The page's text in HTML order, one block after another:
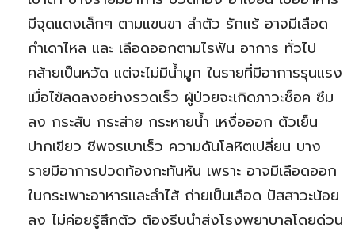
มีจุดแดงเล็กๆ ตามแขนขา ลำตัว รักแร้ อาจมีเลือด
กำเดาไหล และ เลือดออกตามไรฟัน อาการ ทั่วไป
คล้ายเป็นหวัด แต่จะไม่มีน้ำมูก ในรายที่มีอาการรุนแรง
เมื่อไข้ลดลงอย่างรวดเร็ว ผู้ป่วยจะเกิดภาวะช็อค ซึม
ลง กระสับ กระส่าย กระหายน้ำ เหงื่อออก ตัวเย็น
ปากเขียว ชีพจรเบาเร็ว ความดันโลหิตเปลี่ยน บาง
รายมีอาการปวดท้องกะทันหัน เพราะ อาจมีเลือดออก
ในกระเพาะอาหารและลำไส้ ถ่ายเป็นเลือด ปัสสาวะน้อย
ลง ไม่ค่อยรู้สึกตัว ต้องรีบนำส่งโรงพยาบาลโดยด่วน